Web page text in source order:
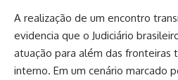
A realização de um encontro
evidencia que o Judiciário
atuação para além das fronteiras
interno. Em um cenário marcado